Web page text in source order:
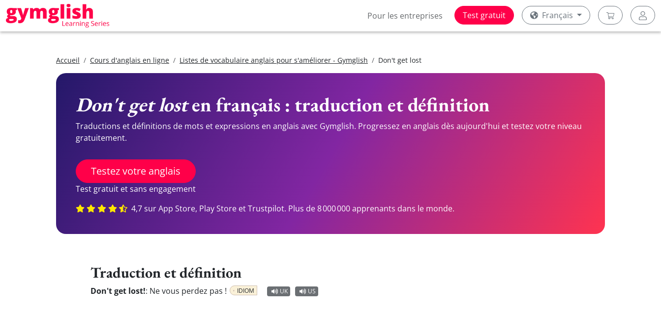
Pour les entreprises Test gratuit Français
Accueil Cours d'anglais en ligne Listes de vocabulaire anglais pour s'améliorer - Gymglish Don't get lost
Don't get losten français : traduction et définition
Traductions et définitions de mots et expressions en anglais avec Gymglish. Progressez en anglais dès aujourd'hui et testez votre niveau
gratuitement.
Testez votre anglais
Test gratuit et sans engagement
4,7 sur App Store, Play Store et Trustpilot. Plus de 8 000 000 apprenants dans le monde.
Traduction et définition
Don't get lost!: Ne vous perdez pas ! IDIOM UK US